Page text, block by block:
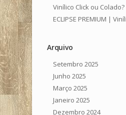
Vinílico Click ou Colado?
ECLIPSE PREMIUM |
Arquivo
Setembro 2025
Junho 2025
Março 2025
Janeiro 2025
Dezembro 2024